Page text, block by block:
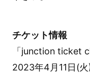
チケット情報
「junction ticket
2023年4月11日(